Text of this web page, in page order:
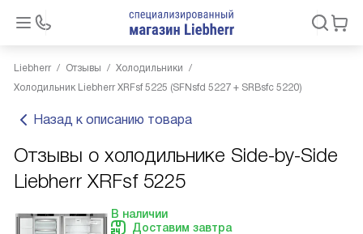
Liebherr Отзывы
Холодильники
Холодильник Liebherr XRFsf 5225 (SFNsfd 5227 + SRBsfc 5220)
Назад к описанию товара
Отзывы о холодильнике Side-by-Side
Liebherr XRFsf 5225
В наличии
Доставим завтра